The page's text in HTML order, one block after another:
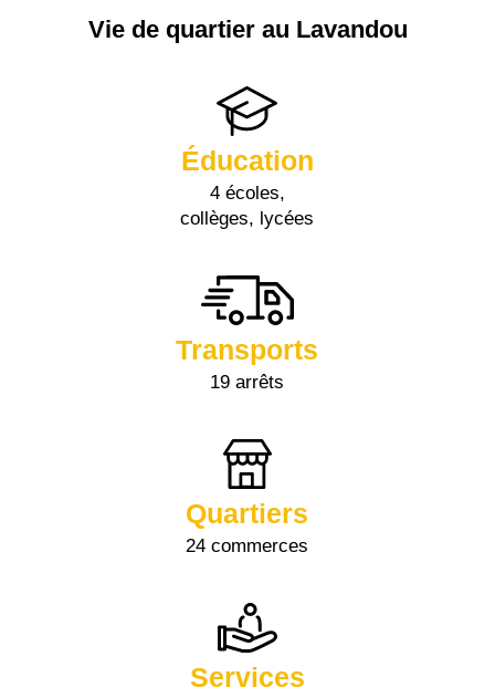
Vie de quartier au Lavandou
Éducation
4 écoles,
collèges, lycées
Transports
19 arrêts
Quartiers
24 commerces
Services